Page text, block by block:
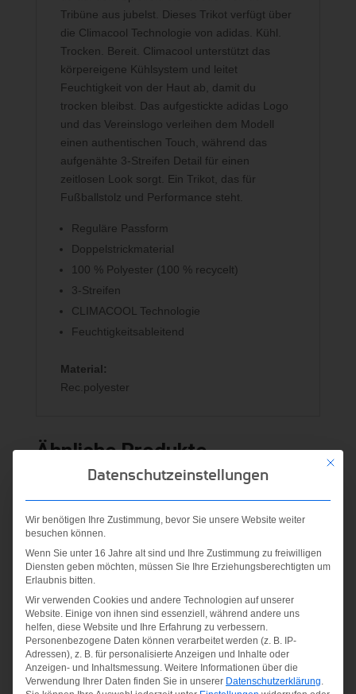
Tribüne aus jubelst. Dieses Trikot verfügt über
die Climacool Technologie von adidas. Kühl.
Trocken. Bereit. Climacool unterstützt das
körpereigene Kühlsystem und leitet
Feuchtigkeit von der Haut ab, damit du
trocken bleibst. Das aufgestickte adidas Logo
und das Vereinslogo verleihen dem Modell
einen authentischen Touch, während das
aufgenähte 3-Streifen Detail für einen
zeitlosen Look sorgt. Ein Trikot, das für
Fußballstolz und Performance steht.
Reguläre Passform
Doppelstrickmaterial
100 % Polyester (100 % recycelt)
3-Streifen
CLIMACOOL Technologie
Feuchtigkeitsableitend
Material:
Rec.polyester
Ähnliche Produkte Mit
Datenschutzeinstellungen
Wir benötigen Ihre Zustimmung, bevor Sie unsere Website weiter
besuchen können.
Wenn Sie unter 16 Jahre alt sind und Ihre Zustimmung zu freiwilligen
Diensten geben möchten, müssen Sie Ihre Erziehungsberechtigten um
Erlaubnis bitten.
Wir verwenden Cookies und andere Technologien auf unserer
Website. Einige von ihnen sind essenziell, während andere uns
helfen, diese Website und Ihre Erfahrung zu verbessern.
Personenbezogene Daten können verarbeitet werden (z. B. IP-
Adressen), z. B. für personalisierte Anzeigen und Inhalte oder
Anzeigen- und Inhaltsmessung. Weitere Informationen über die
Verwendung Ihrer Daten finden Sie in unserer Datenschutzerklärung.